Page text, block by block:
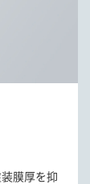
膜厚を抑